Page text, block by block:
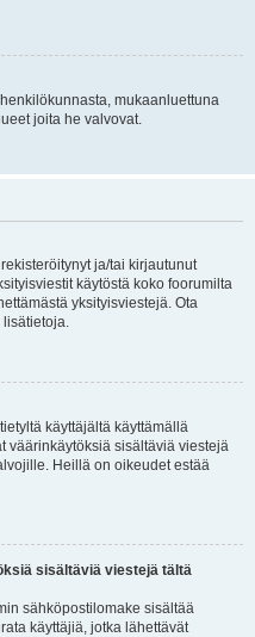
mukaanluettuna
joita he valvovat.
ja/tai kirjautunut
käytöstä koko foorumilta
yksityisviestejä. Ota
lisätietoja.
käyttäjältä käyttämällä
väärinkäytöksiä sisältäviä viestejä
Heillä on oikeudet estää
sisältäviä viestejä tältä
sähköpostilomake sisältää
käyttäjiä, jotka lähettävät